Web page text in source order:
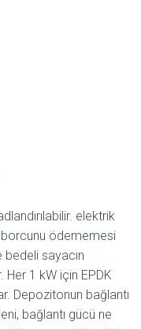
elektrik
ödememesi
bedeli sayacın
Her 1 kW için EPDK
Depozitonun bağlantı
bağlantı gücü ne